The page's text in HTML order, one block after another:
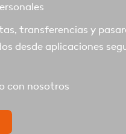
transferencias y
desde aplicaciones
con nosotros